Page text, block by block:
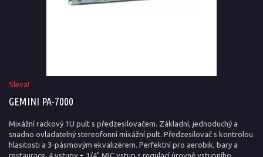
Sleva!
GEMINI PA-7000
Mixážní rackový 1U pult s předzesilovačem. Základní, jednoduchý a
snadno ovladatelný stereofonní mixážní pult. Předzesilovač s kontrolou
hlasitosti a 3-pásmovým ekvalizérem. Perfektní pro aerobik, bary a